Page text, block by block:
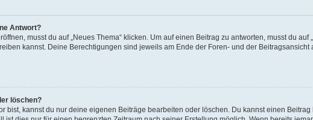
Antwort?
musst du auf „Neues Thema“ klicken. Um auf einen Beitrag zu antworten, musst du
kannst. Deine Berechtigungen sind jeweils am Ende der Foren- und der Beitragsansicht
löschen?
bist, kannst du nur deine eigenen Beiträge bearbeiten oder löschen. Du kannst einen